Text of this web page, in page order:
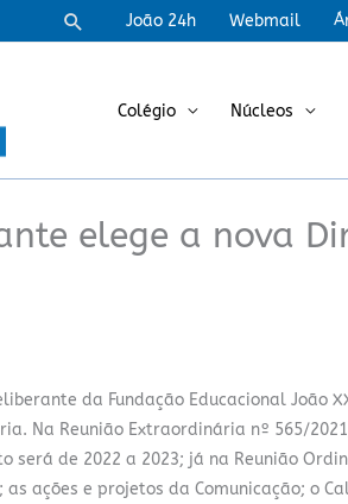
PesquisarJoão 24h Webmail
Colégio Núcleos
elege a nova
da Fundação Educacional João
Na Reunião Extraordinária nº 565/
será de 2022 a 2023; já na Reunião
ações e projetos da Comunicação; o